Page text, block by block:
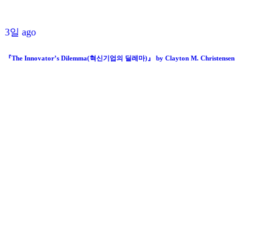
3일 ago
『The Innovator’s Dilemma(혁신기업의 딜레마)』 by Clayton M. Christensen